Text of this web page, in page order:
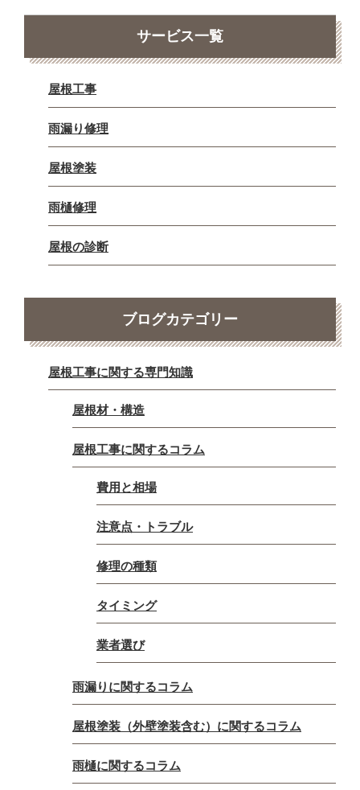
サービス一覧
屋根工事
雨漏り修理
屋根塗装
雨樋修理
屋根の診断
ブログカテゴリー
屋根工事に関する専門知識
屋根材・構造
屋根工事に関するコラム
費用と相場
注意点・トラブル
修理の種類
タイミング
業者選び
雨漏りに関するコラム
屋根塗装（外壁塗装含む）に関するコラム
雨樋に関するコラム